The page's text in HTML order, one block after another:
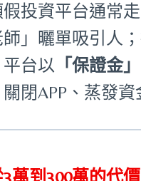
投資平台通常
」曬單吸引人
台以 「保證金
閉APP、蒸發資
萬到300萬的代價